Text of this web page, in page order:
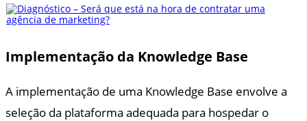
Implementação da Knowledge Base
A implementação de uma Knowledge Base envolve a
seleção da plataforma adequada para hospedar o